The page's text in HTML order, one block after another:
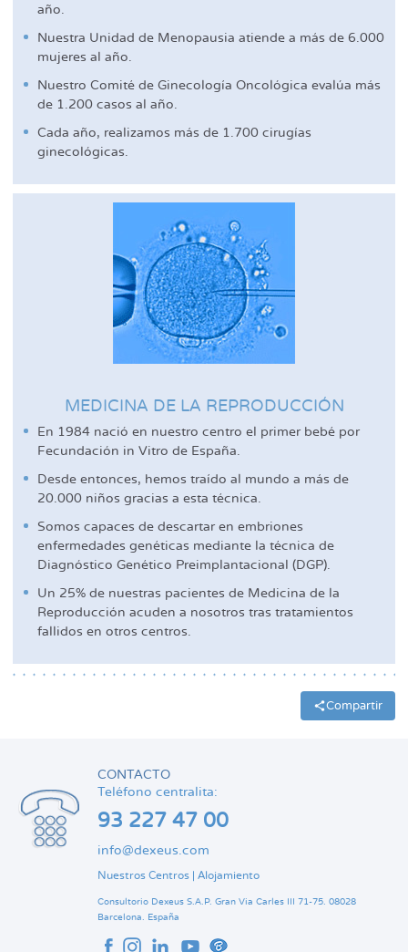
año.
Nuestra Unidad de Menopausia atiende a más de 6.000
mujeres al año.
Nuestro Comité de Ginecología Oncológica evalúa más
de 1.200 casos al año.
Cada año, realizamos más de 1.700 cirugías
ginecológicas.
MEDICINA DE LA REPRODUCCIÓN
En 1984 nació en nuestro centro el primer bebé por
Fecundación in Vitro de España.
Desde entonces, hemos traído al mundo a más de
20.000 niños gracias a esta técnica.
Somos capaces de descartar en embriones
enfermedades genéticas mediante la técnica de
Diagnóstico Genético Preimplantacional (DGP).
Un 25% de nuestras pacientes de Medicina de la
Reproducción acuden a nosotros tras tratamientos
fallidos en otros centros.
Compartir
CONTACTO
Teléfono centralita:
93 227 47 00
info@dexeus.com
Nuestros Centros | Alojamiento
Consultorio Dexeus S.A.P. Gran Via Carles III 71-75. 08028
Barcelona. España